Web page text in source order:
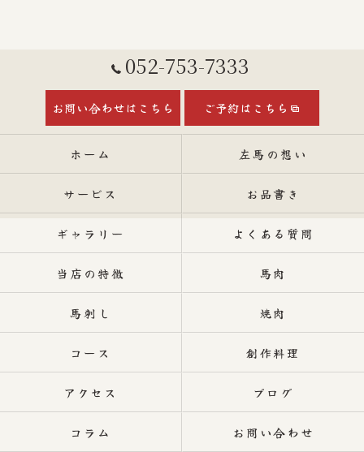
052-753-7333
お問い合わせはこちら ご予約はこちら
ホーム 左馬の想い
サービス お品書き
ギャラリー よくある質問
当店の特徴 馬肉
馬刺し 焼肉
コース 創作料理
アクセス ブログ
コラム お問い合わせ